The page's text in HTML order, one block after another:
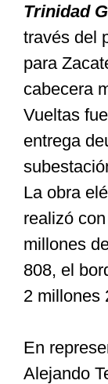
Trinidad
través del
para
cabecera
Vueltas
entrega de
La obra
realizó
millones
808, el
2 millones
En
Alejando